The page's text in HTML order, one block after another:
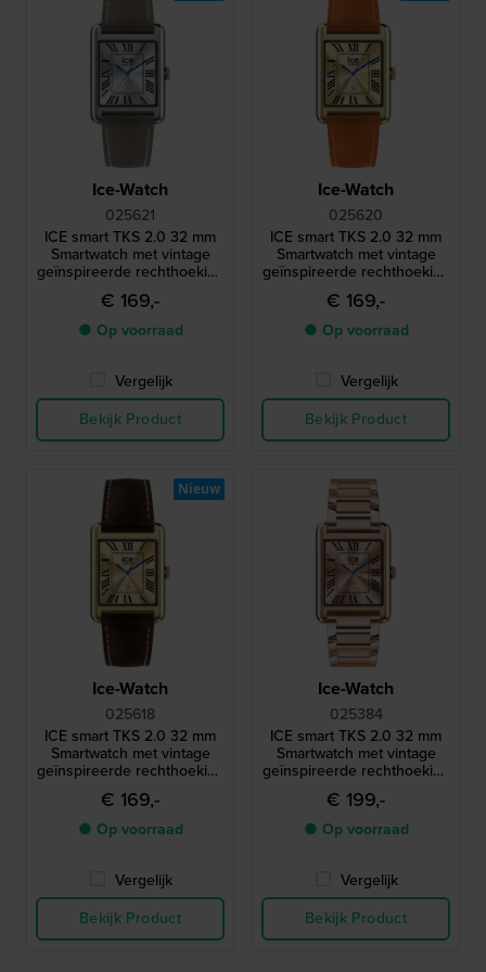
Ice-Watch
025621
ICE smart TKS 2.0 32 mm
Smartwatch met vintage
geïnspireerde rechthoekige
kast en 1,41" Amoled
touchscreen
€ 169,-
● Op voorraad
Vergelijk
Bekijk Product
Ice-Watch
025620
ICE smart TKS 2.0 32 mm
Smartwatch met vintage
geïnspireerde rechthoekige
kast en 1,41" Amoled
touchscreen
€ 169,-
● Op voorraad
Vergelijk
Bekijk Product
Ice-Watch
025618
ICE smart TKS 2.0 32 mm
Smartwatch met vintage
geïnspireerde rechthoekige
kast en 1,41" Amoled
touchscreen
€ 169,-
● Op voorraad
Vergelijk
Bekijk Product
Nieuw
Ice-Watch
025384
ICE smart TKS 2.0 32 mm
Smartwatch met vintage
geïnspireerde rechthoekige
kast en 1,41" Amoled
touchscreen
€ 199,-
● Op voorraad
Vergelijk
Bekijk Product